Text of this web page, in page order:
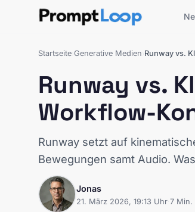
Startseite Generative Medien Runway vs.
Runway vs.
Workflow-
Runway setzt auf
Bewegungen samt Audio.
Jonas
21. März 2026, 19:13 Uhr 7 Min.